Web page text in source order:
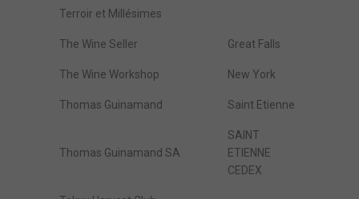
Terroir et Millésimes
The Wine Seller Great Falls
The Wine Workshop New York
Thomas Guinamand Saint Etienne
Thomas Guinamand SA
SAINT
ETIENNE
CEDEX